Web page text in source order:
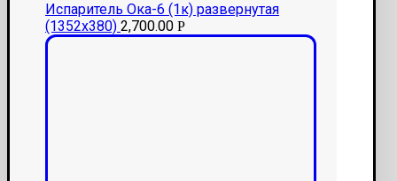
Испаритель Ока-6 (1к) развернутая
(1352х380) 2,700.00 Р